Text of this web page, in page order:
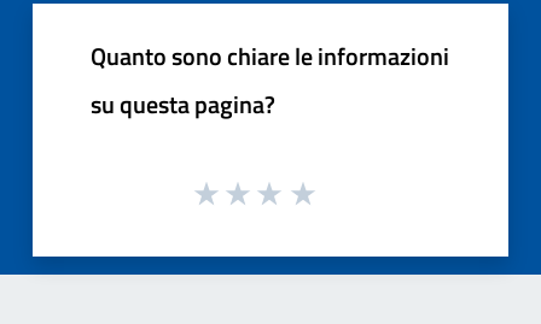
Quanto sono chiare le informazioni
su questa pagina?